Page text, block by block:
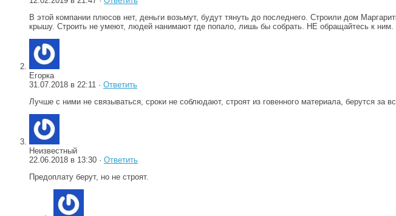
В этой компании плюсов нет, деньги возьмут, будут тянуть до последнего. Строили дом
крышу. Строить не умеют, людей нанимают где попало, лишь бы собрать. НЕ обращайтесь к ним.
Егорка
31.07.2018 в 22:11 · Ответить
Лучше с ними не связываться, сроки не соблюдают, строят из говенного материала, берутся за
Неизвестный
22.06.2018 в 13:30 · Ответить
Предоплату берут, но не строят.